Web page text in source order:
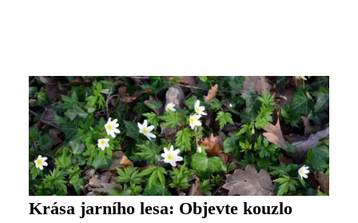
Krása jarního lesa: Objevte kouzlo